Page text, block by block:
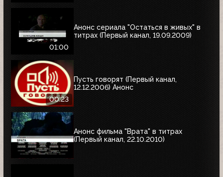
01:00
Анонс сериала "Остаться в живых" в
титрах (Первый канал, 19.09.2009)
00:23
Пусть говорят (Первый канал,
12.12.2006) Анонс
Анонс фильма "Врата" в титрах
(Первый канал, 22.10.2010)